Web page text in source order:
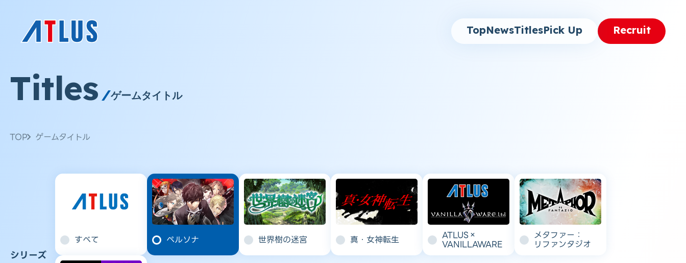
TopNewsTitlesPick Up Recruit
Titles ゲームタイトル
TOP ゲームタイトル
シリーズ
すべて ペルソナ 世界樹の迷宮 真・女神転生 ATLUS×
VANILLAWARE
メタファー：
リファンタジオ